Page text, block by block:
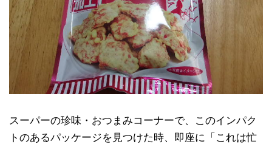
スーパーの珍味・おつまみコーナーで、このインパク
トのあるパッケージを見つけた時、即座に「これは忙